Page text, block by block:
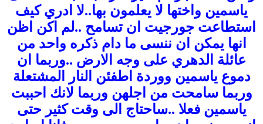
ياسمين واختها لا يعلمون بها..لا ادري كيف
استطاعت جورجيت ان تسامح ..لم اكن اظن
انها يمكن ان ننسى ما دام ذكره واحد من
عائلة الدهري على وجه الارض ..وربما ان
دموع ياسمين ووردة اطفئن النار المشتعلة
وربما سامحت من اجلهن وربما لانك احببت
ياسمين فعلا ..ساحتاج الى وقت كثير حتى